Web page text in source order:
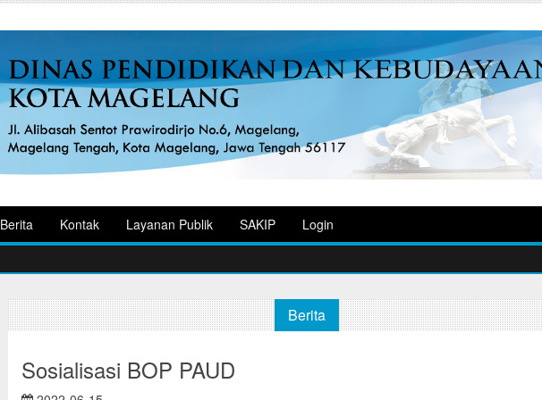
Berita Kontak Layanan Publik SAKIP Login
Berita
Sosialisasi BOP PAUD